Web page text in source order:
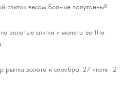
слиток весом больше полутонны?
золотые слитки и монеты во II-м
рынка золота и серебра: 27 июля - 2